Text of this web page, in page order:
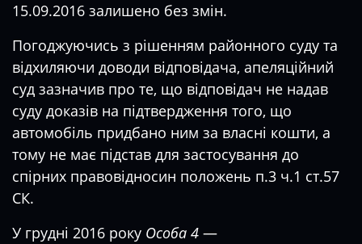
15.09.2016 залишено без змін.
Погоджуючись з рішенням районного суду та
відхиляючи доводи відповідача, апеляційний
суд зазначив про те, що відповідач не надав
суду доказів на підтвердження того, що
автомобіль придбано ним за власні кошти, а
тому не має підстав для застосування до
спірних правовідносин положень п.3 ч.1 ст.57
СК.
У грудні 2016 року Особа 4 —